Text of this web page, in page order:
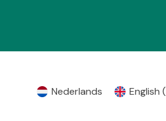
Nederlands English (